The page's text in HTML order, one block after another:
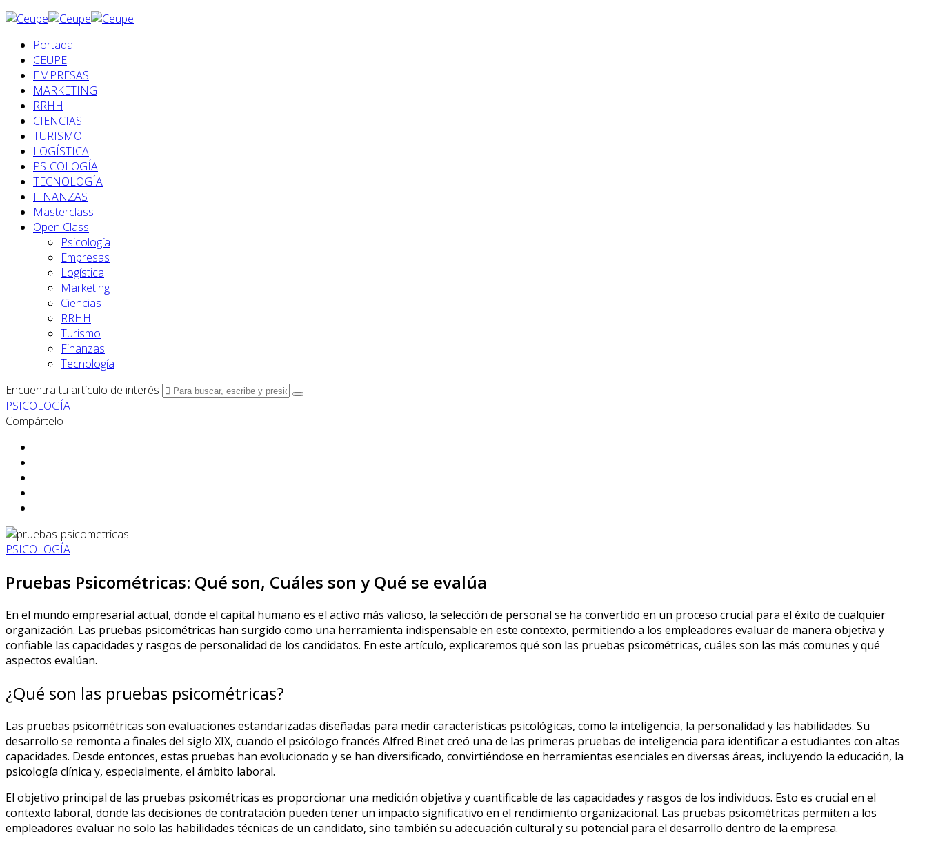
Portada
CEUPE
EMPRESAS
MARKETING
RRHH
CIENCIAS
TURISMO
LOGÍSTICA
PSICOLOGÍA
TECNOLOGÍA
FINANZAS
Masterclass
Open Class
Psicología
Empresas
Logística
Marketing
Ciencias
RRHH
Turismo
Finanzas
Tecnología
Encuentra tu artículo de interés
PSICOLOGÍA
Compártelo
PSICOLOGÍA
Pruebas Psicométricas: Qué son, Cuáles son y Qué se evalúa
En el mundo empresarial actual, donde el capital humano es el activo más valioso, la selección de personal se ha convertido en un proceso crucial para el éxito de cualquier
organización. Las pruebas psicométricas han surgido como una herramienta indispensable en este contexto, permitiendo a los empleadores evaluar de manera objetiva y
confiable las capacidades y rasgos de personalidad de los candidatos. En este artículo, explicaremos qué son las pruebas psicométricas, cuáles son las más comunes y qué
aspectos evalúan.
¿Qué son las pruebas psicométricas?
Las pruebas psicométricas son evaluaciones estandarizadas diseñadas para medir características psicológicas, como la inteligencia, la personalidad y las habilidades. Su
desarrollo se remonta a finales del siglo XIX, cuando el psicólogo francés Alfred Binet creó una de las primeras pruebas de inteligencia para identificar a estudiantes con altas
capacidades. Desde entonces, estas pruebas han evolucionado y se han diversificado, convirtiéndose en herramientas esenciales en diversas áreas, incluyendo la educación, la
psicología clínica y, especialmente, el ámbito laboral.
El objetivo principal de las pruebas psicométricas es proporcionar una medición objetiva y cuantificable de las capacidades y rasgos de los individuos. Esto es crucial en el
contexto laboral, donde las decisiones de contratación pueden tener un impacto significativo en el rendimiento organizacional. Las pruebas psicométricas permiten a los
empleadores evaluar no solo las habilidades técnicas de un candidato, sino también su adecuación cultural y su potencial para el desarrollo dentro de la empresa.